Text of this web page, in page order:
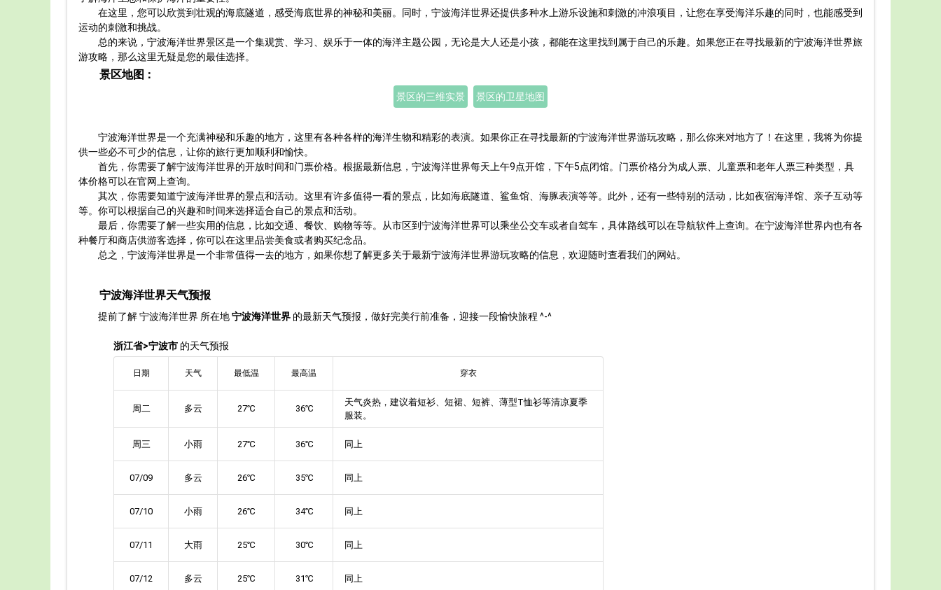
在这里，您可以欣赏到壮观的海底隧道，感受海底世界的神秘和美丽。同时，宁波海洋世界还提供多种水上游乐设施和刺激的冲浪项目，让您在享受海洋乐趣的同时，也能感受到
运动的刺激和挑战。
总的来说，宁波海洋世界景区是一个集观赏、学习、娱乐于一体的海洋主题公园，无论是大人还是小孩，都能在这里找到属于自己的乐趣。如果您正在寻找最新的宁波海洋世界旅
游攻略，那么这里无疑是您的最佳选择。
景区地图：
景区的三维实景 景区的卫星地图
宁波海洋世界是一个充满神秘和乐趣的地方，这里有各种各样的海洋生物和精彩的表演。如果你正在寻找最新的宁波海洋世界游玩攻略，那么你来对地方了！在这里，我将为你提
供一些必不可少的信息，让你的旅行更加顺利和愉快。
首先，你需要了解宁波海洋世界的开放时间和门票价格。根据最新信息，宁波海洋世界每天上午9点开馆，下午5点闭馆。门票价格分为成人票、儿童票和老年人票三种类型，具
体价格可以在官网上查询。
其次，你需要知道宁波海洋世界的景点和活动。这里有许多值得一看的景点，比如海底隧道、鲨鱼馆、海豚表演等等。此外，还有一些特别的活动，比如夜宿海洋馆、亲子互动等
等。你可以根据自己的兴趣和时间来选择适合自己的景点和活动。
最后，你需要了解一些实用的信息，比如交通、餐饮、购物等等。从市区到宁波海洋世界可以乘坐公交车或者自驾车，具体路线可以在导航软件上查询。在宁波海洋世界内也有各
种餐厅和商店供游客选择，你可以在这里品尝美食或者购买纪念品。
总之，宁波海洋世界是一个非常值得一去的地方，如果你想了解更多关于最新宁波海洋世界游玩攻略的信息，欢迎随时查看我们的网站。
宁波海洋世界天气预报
提前了解 宁波海洋世界 所在地宁波海洋世界 的最新天气预报，做好完美行前准备，迎接一段愉快旅程 ^-^
浙江省>宁波市 的天气预报
日期 天气 最低温 最高温 穿衣
周二 多云 27℃ 36℃
天气炎热，建议着短衫、短裙、短裤、薄型T恤衫等清凉夏季
服装。
周三 小雨 27℃ 36℃ 同上
07/09 多云 26℃ 35℃ 同上
07/10 小雨 26℃ 34℃ 同上
07/11 大雨 25℃ 30℃ 同上
07/12 多云 25℃ 31℃ 同上